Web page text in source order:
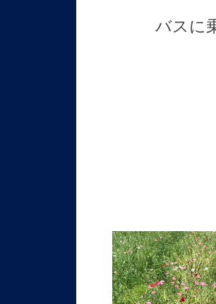
バスに